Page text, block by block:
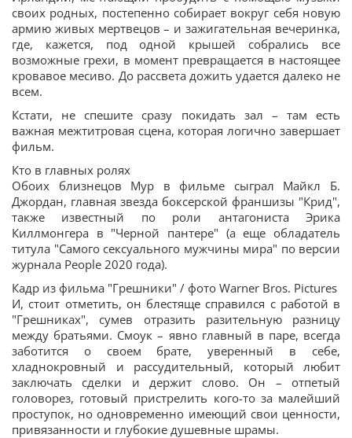
своих родных, постепенно собирает вокруг себя новую
армию живых мертвецов – и зажигательная вечеринка,
где, кажется, под одной крышей собрались все
возможные грехи, в момент превращается в настоящее
кровавое месиво. До рассвета дожить удается далеко не
всем.
Кстати, не спешите сразу покидать зал – там есть
важная межтитровая сцена, которая логично завершает
фильм.
Кто в главных ролях
Обоих близнецов Мур в фильме сыграл Майкл Б.
Джордан, главная звезда боксерской франшизы "Крид",
также известный по роли антагониста Эрика
Киллмонгера в "Черной пантере" (а еще обладатель
титула "Самого сексуального мужчины мира" по версии
журнала People 2020 года).
Кадр из фильма "Грешники" / фото Warner Bros. Pictures
И, стоит отметить, он блестяще справился с работой в
"Грешниках", сумев отразить разительную разницу
между братьями. Смоук – явно главный в паре, всегда
заботится о своем брате, уверенный в себе,
хладнокровный и рассудительный, который любит
заключать сделки и держит слово. Он – отпетый
головорез, готовый пристрелить кого-то за малейший
проступок, но одновременно имеющий свои ценности,
привязанности и глубокие душевные шрамы.